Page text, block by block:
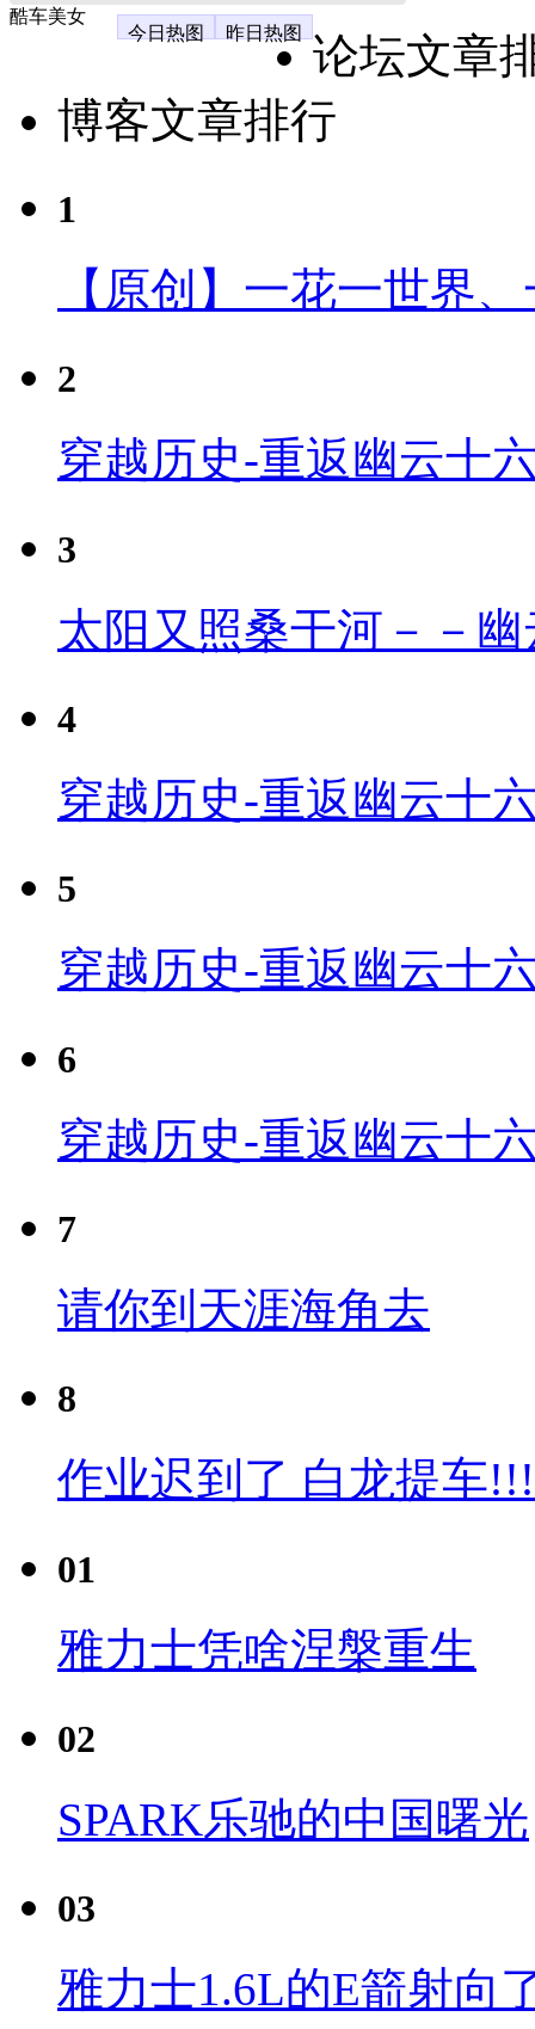
酷车美女
今日热图
昨日热图
论坛文章
博客文章排行
1
【原创】一花一世界
2
穿越历史-重返幽云十
3
太阳又照桑干河－－
4
穿越历史-重返幽云十
5
穿越历史-重返幽云十
6
穿越历史-重返幽云十
7
请你到天涯海角去
8
作业迟到了 白龙提车
01
雅力士凭啥涅槃重生
02
SPARK乐驰的中国曙光
03
雅力士1.6L的E箭射向